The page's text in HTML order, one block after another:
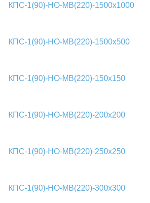
КПС-1(90)-НО-МВ(220)-1500х1000
КПС-1(90)-НО-МВ(220)-1500х500
КПС-1(90)-НО-МВ(220)-150х150
КПС-1(90)-НО-МВ(220)-200х200
КПС-1(90)-НО-МВ(220)-250х250
КПС-1(90)-НО-МВ(220)-300х300